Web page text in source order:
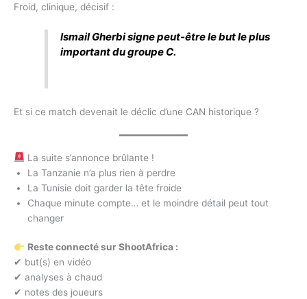
Froid, clinique, décisif :
Ismail Gherbi signe peut-être le but le plus
important du groupe C.
Et si ce match devenait le déclic d’une CAN historique ?
La suite s’annonce brûlante !
La Tanzanie n’a plus rien à perdre
La Tunisie doit garder la tête froide
Chaque minute compte… et le moindre détail peut tout
changer
Reste connecté sur ShootAfrica :
✔ but(s) en vidéo
✔ analyses à chaud
✔ notes des joueurs